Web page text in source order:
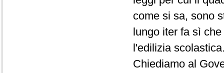
come si sa, sono
lungo iter fa sì
l'edilizia
Chiediamo al